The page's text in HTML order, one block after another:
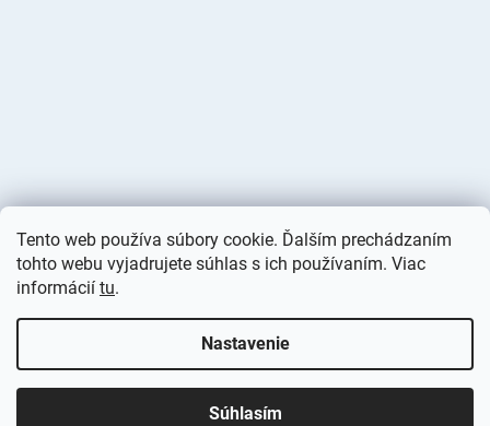
Tento web používa súbory cookie. Ďalším prechádzaním
tohto webu vyjadrujete súhlas s ich používaním. Viac
informácií tu.
Nastavenie
Súhlasím